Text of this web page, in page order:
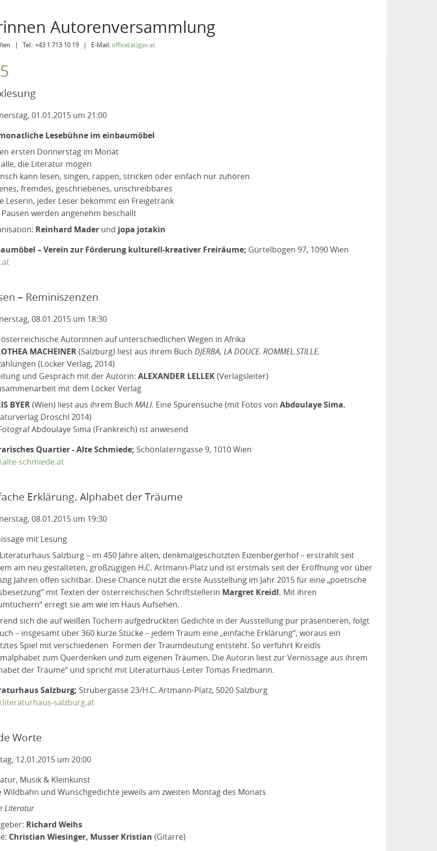
Autorenversammlung
| Tel.: +43 1 713 10 19 | E-Mail:office(at)gav.at
01.01.2015 um 21:00
Lesebühne im einbaumöbel
ersten Donnerstag im Monat
alle, die Literatur mögen
kann lesen, singen, rappen, stricken oder einfach nur zuhören
fremdes, geschriebenes, unschreibbares
Leserin, jeder Leser bekommt ein Freigetränk
Pausen werden angenehm beschallt
Reinhard Mader und jopa jotakin
– Verein zur Förderung kulturell-kreativer Freiräume; Gürtelbogen 97, 1090 Wien
– Reminiszenzen
08.01.2015 um 18:30
österreichische Autorinnen auf unterschiedlichen Wegen in Afrika
MACHEINER(Salzburg) liest aus ihrem Buch DJERBA, LA DOUCE. ROMMEL.STILLE.
(Löcker Verlag, 2014)
und Gespräch mit der Autorin: ALEXANDER LELLEK(Verlagsleiter)
mit dem Löcker Verlag
BYER(Wien) liest aus ihrem Buch MALI. Eine Spurensuche (mit Fotos von Abdoulaye Sima,
Droschl 2014)
Abdoulaye Sima (Frankreich) ist anwesend
Quartier - Alte Schmiede; Schönlaterngasse 9, 1010 Wien
schmiede.at
Erklärung. Alphabet der Träume
08.01.2015 um 19:30
mit Lesung
Salzburg – im 450 Jahre alten, denkmalgeschützten Eizenbergerhof – erstrahlt seit
am neu gestalteten, großzügigen H.C. Artmann-Platz und ist erstmals seit der Eröffnung vor über
Jahren offen sichtbar. Diese Chance nutzt die erste Ausstellung im Jahr 2015 für eine „poetische
mit Texten der österreichischen Schriftstellerin Margret Kreidl. Mit ihren
erregt sie am wie im Haus Aufsehen.
sich die auf weißen Tüchern aufgedruckten Gedichte in der Ausstellung pur präsentieren, folgt
– insgesamt über 360 kurze Stücke – jedem Traum eine „einfache Erklärung“, woraus ein
Spiel mit verschiedenen Formen der Traumdeutung entsteht. So verführt Kreidls
zum Querdenken und zum eigenen Träumen. Die Autorin liest zur Vernissage aus ihrem
der Träume“ und spricht mit Literaturhaus-Leiter Tomas Friedmann.
Salzburg; Strubergasse 23/H.C. Artmann-Platz, 5020 Salzburg
salzburg.at
Worte
12.01.2015 um 20:00
Musik & Kleinkunst
Wildbahn und Wunschgedichte jeweils am zweiten Montag des Monats
Literatur
Richard Weihs
Christian Wiesinger, Musser Kristian (Gitarre)